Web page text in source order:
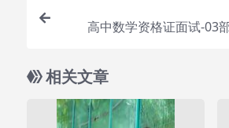
高中数学资格证面试-03
相关文章